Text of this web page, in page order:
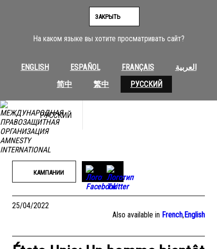
На каком языке вы хотите просматривать сайт?
ENGLISH ESPAÑOL FRANÇAIS
العربية
简中
繁中 РУССКИЙ
ЗАКРЫТЬ
РУССКИЙ
КАМПАНИИ
25/04/2022
Also available in French,English